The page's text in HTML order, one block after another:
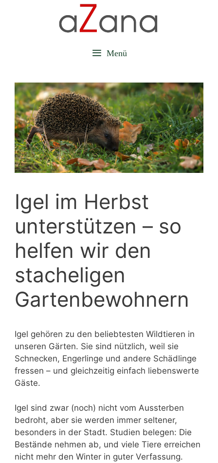
Menü
Igel im Herbst
unterstützen – so
helfen wir den
stacheligen
Gartenbewohnern
Igel gehören zu den beliebtesten Wildtieren in
unseren Gärten. Sie sind nützlich, weil sie
Schnecken, Engerlinge und andere Schädlinge
fressen – und gleichzeitig einfach liebenswerte
Gäste.
Igel sind zwar (noch) nicht vom Aussterben
bedroht, aber sie werden immer seltener,
besonders in der Stadt. Studien belegen: Die
Bestände nehmen ab, und viele Tiere erreichen
nicht mehr den Winter in guter Verfassung.